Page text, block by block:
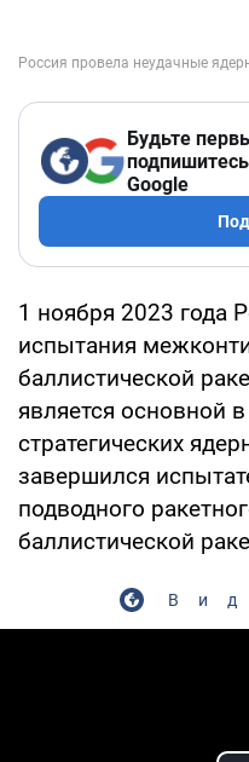
Будьте
Google
1 ноября 2023 года
испытания
баллистической
является основной
стратегических
завершился
подводного
баллистической